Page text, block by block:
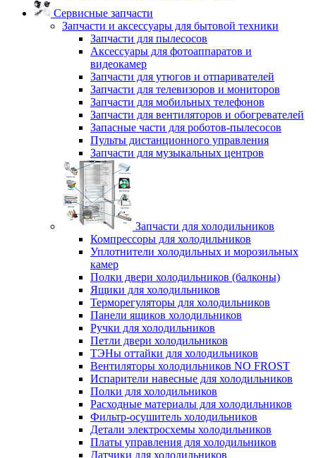
Сервисные запчасти
Запчасти и аксессуары для бытовой техники
Запчасти для пылесосов
Аксессуары для фотоаппаратов и
видеокамер
Запчасти для утюгов и отпаривателей
Запчасти для телевизоров и мониторов
Запчасти для мобильных телефонов
Запчасти для вентиляторов и обогревателей
Запасные части для роботов-пылесосов
Пульты дистанционного управления
Запчасти для музыкальных центров
Запчасти для холодильников
Компрессоры для холодильников
Уплотнители холодильных и морозильных
камер
Полки двери холодильников (балконы)
Ящики для холодильников
Терморегуляторы для холодильников
Панели ящиков холодильников
Ручки для холодильников
Петли двери холодильников
ТЭНы оттайки для холодильников
Вентиляторы холодильников NO FROST
Испарители навесные для холодильников
Полки для холодильников
Расходные материалы для холодильников
Фильтр-осушитель холодильников
Детали электросхемы холодильников
Платы управления для холодильников
Датчики для холодильников